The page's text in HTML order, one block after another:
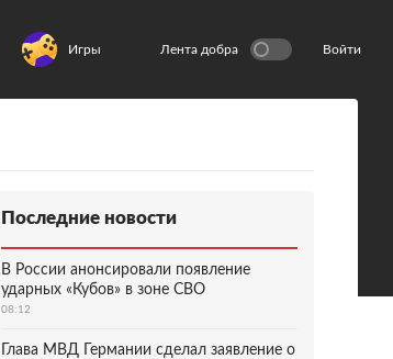
Игры Лента добра Войти
Последние новости
В России анонсировали появление
ударных «Кубов» в зоне СВО
08:12
Глава МВД Германии сделал заявление о